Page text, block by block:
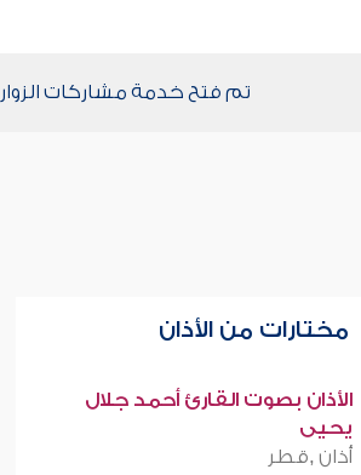
تم فتح خدمة مشاركات
مختارات من الأذان
الأذان بصوت القارئ أحمد جلال
يحيى
أذان ,قطر